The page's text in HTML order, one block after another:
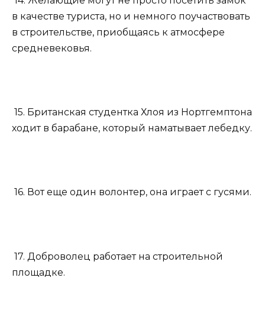
в качестве туриста, но и немного поучаствовать
в строительстве, приобщаясь к атмосфере
средневековья.
15. Британская студентка Хлоя из Нортгемптона
ходит в барабане, который наматывает лебедку.
16. Вот еще один волонтер, она играет с гусями.
17. Доброволец работает на строительной
площадке.